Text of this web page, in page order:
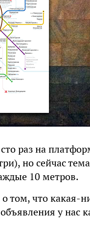
раз на
но сейчас
10 метров.
том, что какая-
у нас